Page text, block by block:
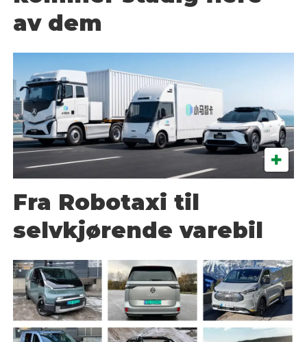
av dem
Fra Robotaxi til
selvkjørende varebil